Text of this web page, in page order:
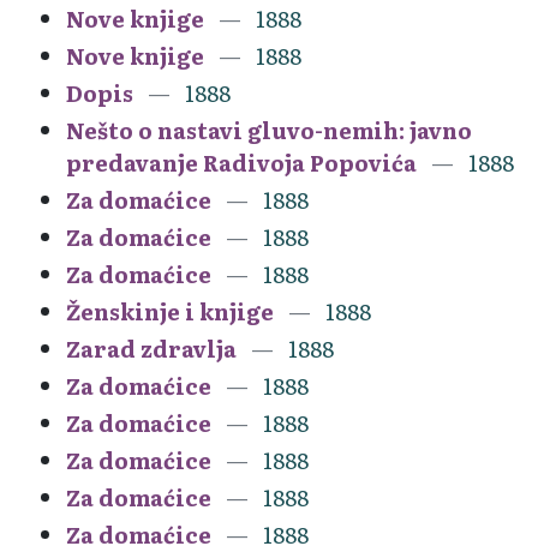
Nove knjige
1888
Nove knjige
1888
Dopis
1888
Nešto o nastavi gluvo-nemih: javno
predavanje Radivoja Popovića
1888
Za domaćice
1888
Za domaćice
1888
Za domaćice
1888
Ženskinje i knjige
1888
Zarad zdravlja
1888
Za domaćice
1888
Za domaćice
1888
Za domaćice
1888
Za domaćice
1888
Za domaćice
1888